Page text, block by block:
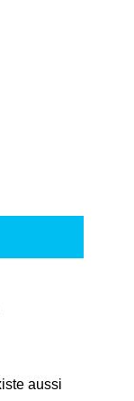
aussi